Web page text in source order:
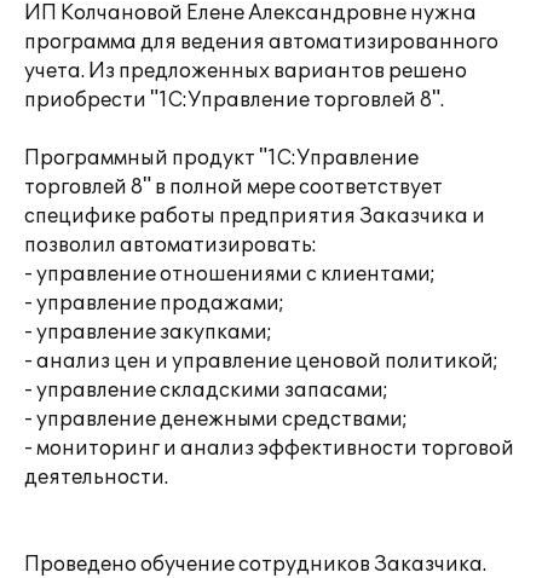
ИП Колчановой Елене Александровне нужна
программа для ведения автоматизированного
учета. Из предложенных вариантов решено
приобрести "1С:Управление торговлей 8".
Программный продукт "1С:Управление
торговлей 8" в полной мере соответствует
специфике работы предприятия Заказчика и
позволил автоматизировать:
- управление отношениями с клиентами;
- управление продажами;
- управление закупками;
- анализ цен и управление ценовой политикой;
- управление складскими запасами;
- управление денежными средствами;
- мониторинг и анализ эффективности торговой
деятельности.
Проведено обучение сотрудников Заказчика.